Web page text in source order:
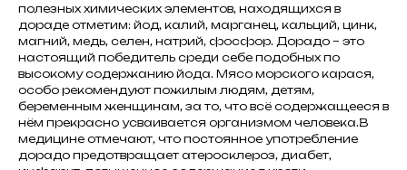
полезных химических элементов, находящихся в
дораде отметим: йод, калий, марганец, кальций, цинк,
магний, медь, селен, натрий, фосфор. Дорадо – это
настоящий победитель среди себе подобных по
высокому содержанию йода. Мясо морского карася,
особо рекомендуют пожилым людям, детям,
беременным женщинам, за то, что всё содержащееся в
нём прекрасно усваивается организмом человека.В
медицине отмечают, что постоянное употребление
дорадо предотвращает атеросклероз, диабет,